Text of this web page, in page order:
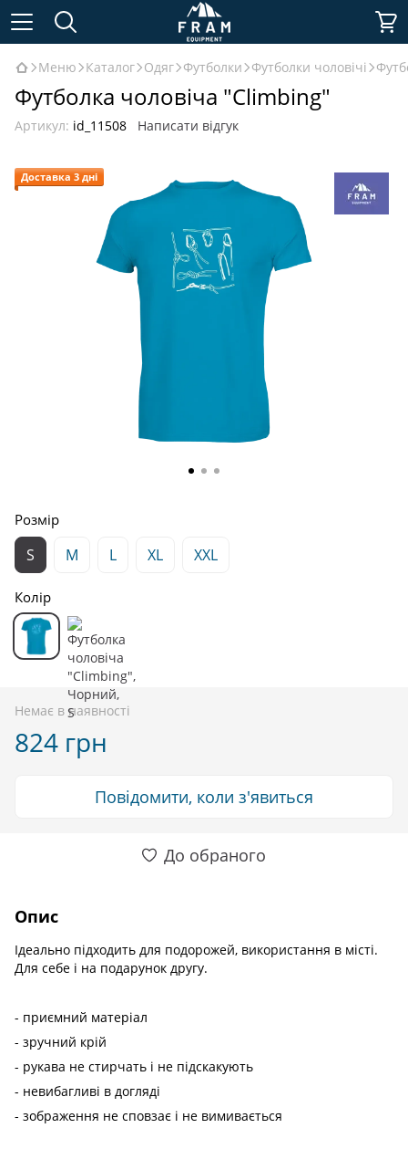
Меню Каталог Одяг Футболки Футболки чоловічі
Футболка чоловіча "Climbing"
Артикул: id_11508 Написати відгук
Доставка 3 дні
Розмір
S M L XL XXL
Колір
Немає в наявності
824 грн
Повідомити, коли з'явиться
До обраного
Опис
Ідеально підходить для подорожей, використання в місті.
Для себе і на подарунок другу.
- приємний матеріал
- зручний крій
- рукава не стирчать і не підскакують
- невибагливі в догляді
- зображення не сповзає і не вимивається